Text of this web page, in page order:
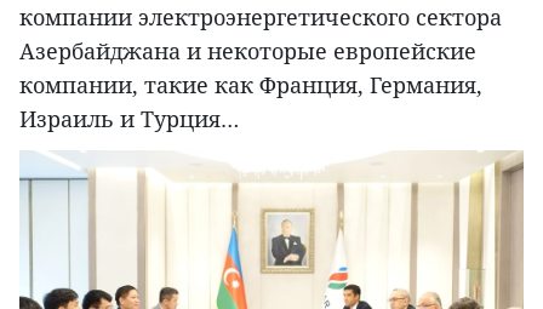
компании электроэнергетического сектора
Азербайджана и некоторые европейские
компании, такие как Франция, Германия,
Израиль и Турция…